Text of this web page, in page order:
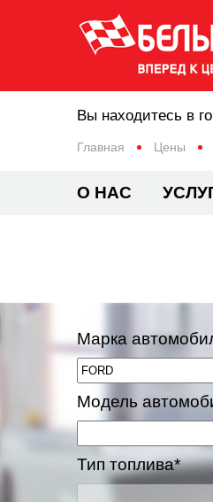
Главная Цены
Вы находитесь в
О НАС
Марка
Модель
Тип топлива*